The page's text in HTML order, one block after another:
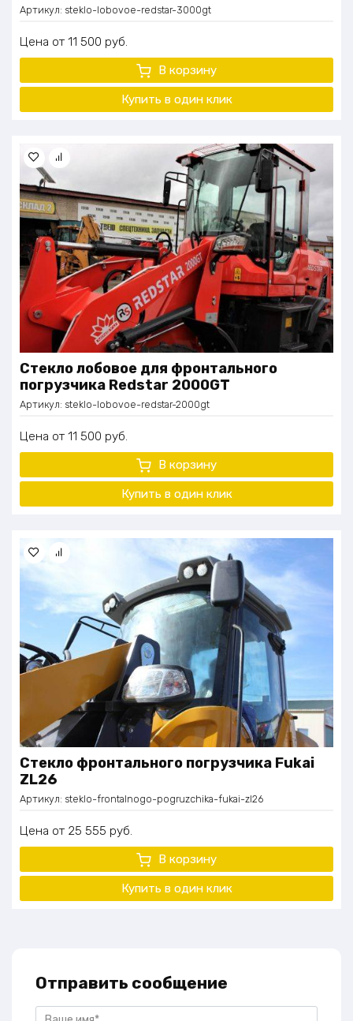
Артикул: steklo-lobovoe-redstar-3000gt
Цена 11 500 руб.
В корзину
Купить в один клик
Стекло лобовое для фронтального
погрузчика Redstar 2000GT
Артикул: steklo-lobovoe-redstar-2000gt
Цена 11 500 руб.
В корзину
Купить в один клик
Стекло фронтального погрузчика Fukai
ZL26
Артикул: steklo-frontalnogo-pogruzchika-fukai-zl26
Цена 25 555 руб.
В корзину
Купить в один клик
Отправить сообщение